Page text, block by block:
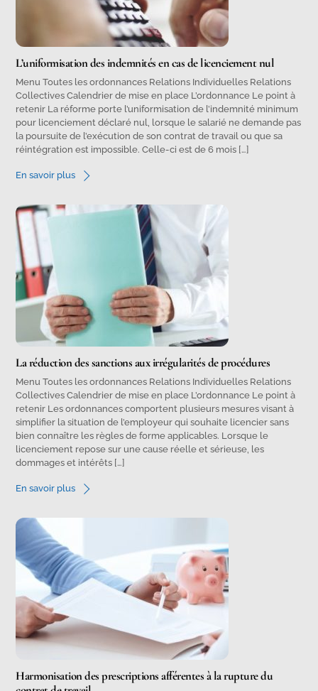
L’uniformisation des indemnités en cas de licenciement nul
Menu Toutes les ordonnances Relations Individuelles Relations
Collectives Calendrier de mise en place L’ordonnance Le point à
retenir La réforme porte l’uniformisation de l’indemnité minimum
pour licenciement déclaré nul, lorsque le salarié ne demande pas
la poursuite de l’exécution de son contrat de travail ou que sa
réintégration est impossible. Celle-ci est de 6 mois […]
En savoir plus
La réduction des sanctions aux irrégularités de procédures
Menu Toutes les ordonnances Relations Individuelles Relations
Collectives Calendrier de mise en place L’ordonnance Le point à
retenir Les ordonnances comportent plusieurs mesures visant à
simplifier la situation de l’employeur qui souhaite licencier sans
bien connaître les règles de forme applicables. Lorsque le
licenciement repose sur une cause réelle et sérieuse, les
dommages et intérêts […]
En savoir plus
Harmonisation des prescriptions afférentes à la rupture du